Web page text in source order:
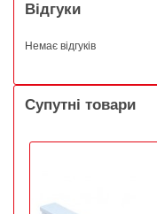
Відгуки
Немає відгуків
Супутні товари